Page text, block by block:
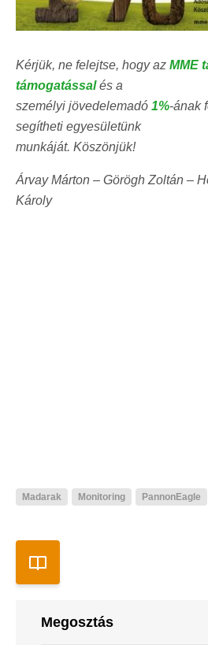
Kérjük, ne felejtse, hogy az MME
támogatássalés a
személyi jövedelemadó 1%-ának
segítheti egyesületünk
munkáját. Köszönjük!
Árvay Márton – Görögh Zoltán –
Károly
Madarak Monitoring PannonEagle
Megosztás